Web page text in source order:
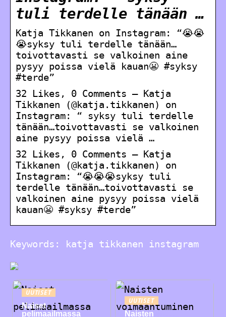
tuli terdelle tänään …
Katja Tikkanen on Instagram: “😭😭
😭syksy tuli terdelle tänään…
toivottavasti se valkoinen aine
pysyy poissa vielä kauan😬 #syksy
#terde”
32 Likes, 0 Comments – Katja
Tikkanen (@katja.tikkanen) on
Instagram: “ syksy tuli terdelle
tänään…toivottavasti se valkoinen
aine pysyy poissa vielä …
32 Likes, 0 Comments – Katja
Tikkanen (@katja.tikkanen) on
Instagram: “😭😭😭syksy tuli
terdelle tänään…toivottavasti se
valkoinen aine pysyy poissa vielä
kauan😬 #syksy #terde”
Keywords: katja tikkanen instagram
UUTISET
Naiset
pelimaailmassa
UUTISET
Naisten